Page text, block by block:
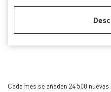
Cada mes se añaden 24 500